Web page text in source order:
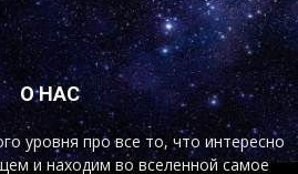
О НАС
уровня про все то, что интересно
и находим во вселенной самое